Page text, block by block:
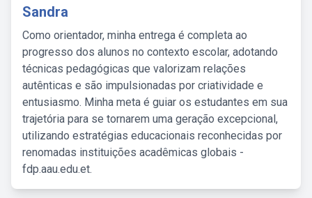
Sandra
Como orientador, minha entrega é completa ao
progresso dos alunos no contexto escolar, adotando
técnicas pedagógicas que valorizam relações
autênticas e são impulsionadas por criatividade e
entusiasmo. Minha meta é guiar os estudantes em sua
trajetória para se tornarem uma geração excepcional,
utilizando estratégias educacionais reconhecidas por
renomadas instituições acadêmicas globais -
fdp.aau.edu.et.